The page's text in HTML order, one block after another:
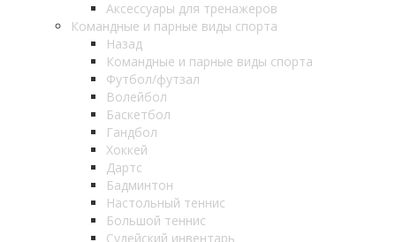
Аксессуары для тренажеров
Командные и парные виды спорта
Назад
Командные и парные виды спорта
Футбол/футзал
Волейбол
Баскетбол
Гандбол
Хоккей
Дартс
Бадминтон
Настольный теннис
Большой теннис
Судейский инвентарь